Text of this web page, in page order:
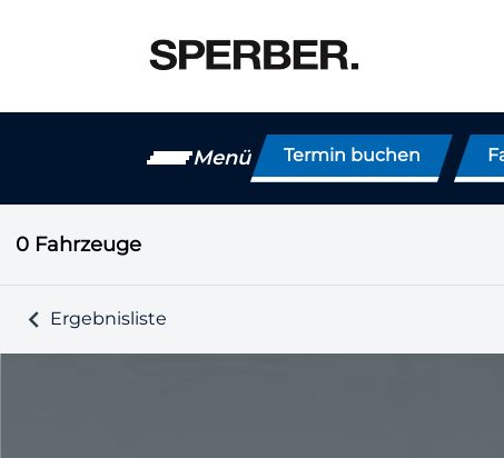
Menü Termin buchen
0 Fahrzeuge
Ergebnisliste